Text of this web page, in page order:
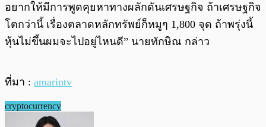
อยากให้มีการพูดคุยหาทางผลักดันเศรษฐกิจ ถ้าเศรษฐกิจ
โตกว่านี้ เรื่องตลาดหลักทรัพย์ก็หมูๆ 1,800 จุด ถ้าพรุ่งนี้
หุ้นไม่ขึ้นผมจะไปอยู่ไหนดี” นายทักษิณ กล่าว
ที่มา : amarintv
cryptocurrency